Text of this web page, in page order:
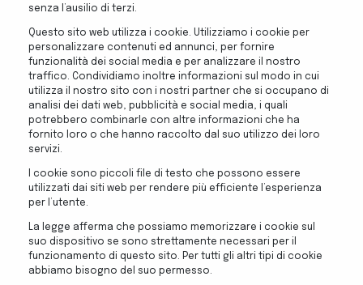
senza l’ausilio di terzi.
Questo sito web utilizza i cookie. Utilizziamo i cookie per
personalizzare contenuti ed annunci, per fornire
funzionalità dei social media e per analizzare il nostro
traffico. Condividiamo inoltre informazioni sul modo in cui
utilizza il nostro sito con i nostri partner che si occupano di
analisi dei dati web, pubblicità e social media, i quali
potrebbero combinarle con altre informazioni che ha
fornito loro o che hanno raccolto dal suo utilizzo dei loro
servizi.
I cookie sono piccoli file di testo che possono essere
utilizzati dai siti web per rendere più efficiente l’esperienza
per l’utente.
La legge afferma che possiamo memorizzare i cookie sul
suo dispositivo se sono strettamente necessari per il
funzionamento di questo sito. Per tutti gli altri tipi di cookie
abbiamo bisogno del suo permesso.